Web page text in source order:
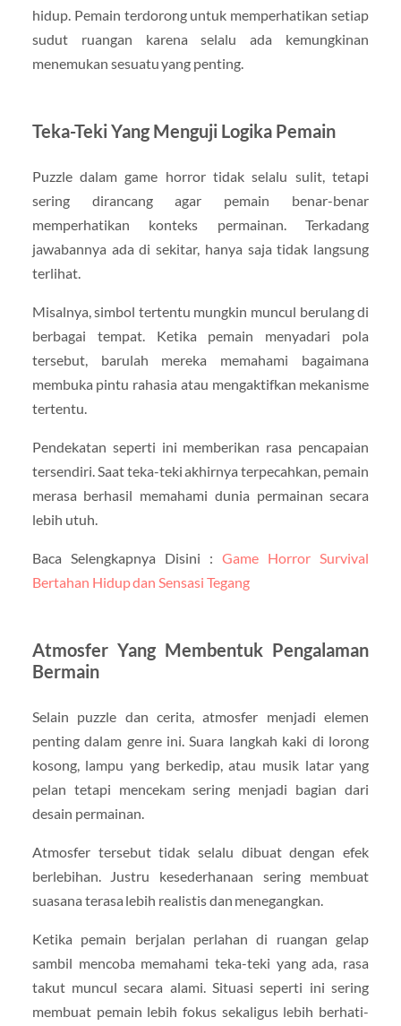
hidup. Pemain terdorong untuk memperhatikan setiap
sudut ruangan karena selalu ada kemungkinan
menemukan sesuatu yang penting.
Teka-Teki Yang Menguji Logika Pemain
Puzzle dalam game horror tidak selalu sulit, tetapi
sering dirancang agar pemain benar-benar
memperhatikan konteks permainan. Terkadang
jawabannya ada di sekitar, hanya saja tidak langsung
terlihat.
Misalnya, simbol tertentu mungkin muncul berulang di
berbagai tempat. Ketika pemain menyadari pola
tersebut, barulah mereka memahami bagaimana
membuka pintu rahasia atau mengaktifkan mekanisme
tertentu.
Pendekatan seperti ini memberikan rasa pencapaian
tersendiri. Saat teka-teki akhirnya terpecahkan, pemain
merasa berhasil memahami dunia permainan secara
lebih utuh.
Baca Selengkapnya Disini :Game Horror Survival
Bertahan Hidup dan Sensasi Tegang
Atmosfer Yang Membentuk Pengalaman
Bermain
Selain puzzle dan cerita, atmosfer menjadi elemen
penting dalam genre ini. Suara langkah kaki di lorong
kosong, lampu yang berkedip, atau musik latar yang
pelan tetapi mencekam sering menjadi bagian dari
desain permainan.
Atmosfer tersebut tidak selalu dibuat dengan efek
berlebihan. Justru kesederhanaan sering membuat
suasana terasa lebih realistis dan menegangkan.
Ketika pemain berjalan perlahan di ruangan gelap
sambil mencoba memahami teka-teki yang ada, rasa
takut muncul secara alami. Situasi seperti ini sering
membuat pemain lebih fokus sekaligus lebih berhati-